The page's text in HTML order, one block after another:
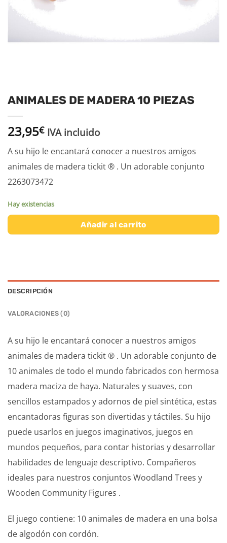
ANIMALES DE MADERA 10 PIEZAS
23,95€ IVA incluido
A su hijo le encantará conocer a nuestros amigos
animales de madera tickit ® . Un adorable conjunto
2263073472
Hay existencias
Añadir al carrito
DESCRIPCIÓN
VALORACIONES (0)
A su hijo le encantará conocer a nuestros amigos
animales de madera tickit ® . Un adorable conjunto de
10 animales de todo el mundo fabricados con hermosa
madera maciza de haya. Naturales y suaves, con
sencillos estampados y adornos de piel sintética, estas
encantadoras figuras son divertidas y táctiles. Su hijo
puede usarlos en juegos imaginativos, juegos en
mundos pequeños, para contar historias y desarrollar
habilidades de lenguaje descriptivo. Compañeros
ideales para nuestros conjuntos Woodland Trees y
Wooden Community Figures .
El juego contiene: 10 animales de madera en una bolsa
de algodón con cordón.